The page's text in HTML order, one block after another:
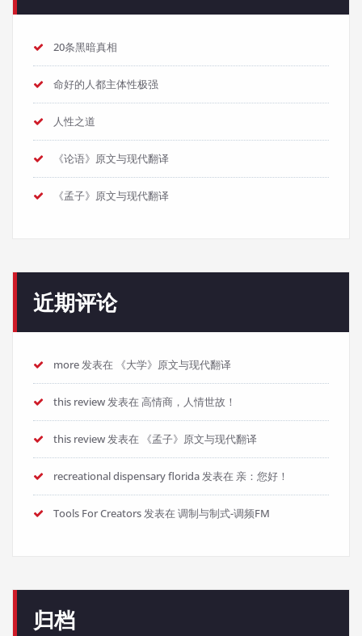
20条黑暗真相
命好的人都主体性极强
人性之道
《论语》原文与现代翻译
《孟子》原文与现代翻译
近期评论
more发表在 《大学》原文与现代翻译
this review发表在 高情商，人情世故！
this review发表在 《孟子》原文与现代翻译
recreational dispensary florida发表在 亲：您好！
Tools For Creators发表在 调制与制式-调频FM
归档